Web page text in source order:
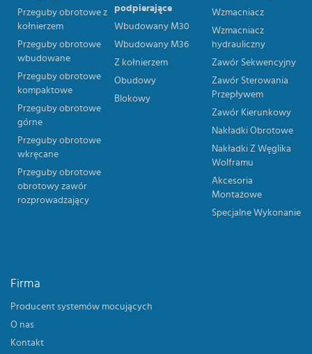
Przeguby obrotowe z
kołnierzem
Przeguby obrotowe
wbudowane
Przeguby obrotowe
kompaktowe
Przeguby obrotowe
górne
Przeguby obrotowe
wkręcane
Przeguby obrotowe
obrotowy zawór
rozprowadzający
podpierające
Wbudowany M30
Wbudowany M36
Z kołnierzem
Obudowy
Blokowy
Wzmacniacz
Wzmacniacz
hydrauliczny
Zawór Sekwencyjny
Zawór Sterowania
Przepływem
Zawór Kierunkowy
Nakładki Obrotowe
Nakładki Z Węglika
Wolframu
Akcesoria
Montażowe
Specjalne Wykonanie
Firma
Producent systemów mocujących
O nas
Kontakt